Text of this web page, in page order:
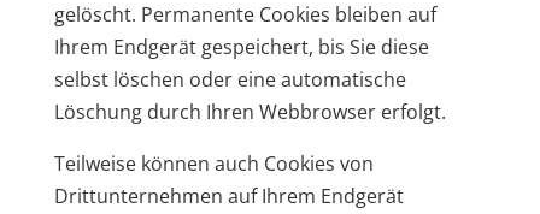
gelöscht. Permanente Cookies bleiben auf
Ihrem Endgerät gespeichert, bis Sie diese
selbst löschen oder eine automatische
Löschung durch Ihren Webbrowser erfolgt.
Teilweise können auch Cookies von
Drittunternehmen auf Ihrem Endgerät